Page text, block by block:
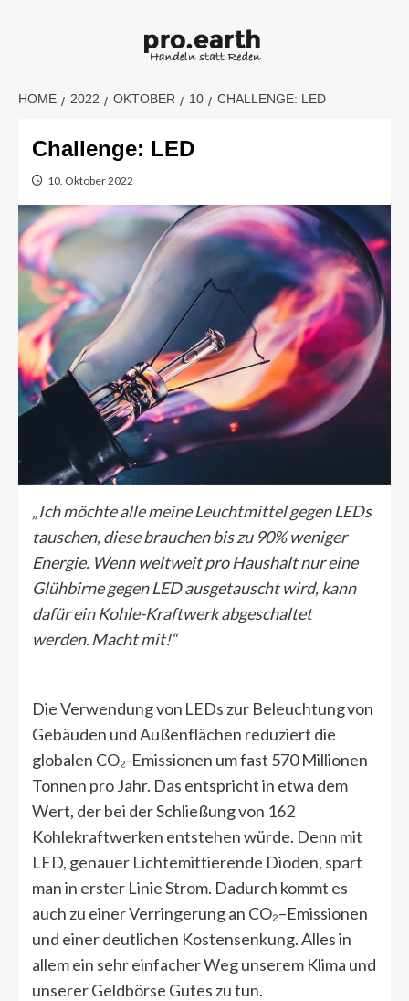
HOME 2022 OKTOBER 10 CHALLENGE: LED
Challenge: LED
10. Oktober 2022
„Ich möchte alle meine Leuchtmittel gegen LEDs
tauschen, diese brauchen bis zu 90% weniger
Energie. Wenn weltweit pro Haushalt nur eine
Glühbirne gegen LED ausgetauscht wird, kann
dafür ein Kohle-Kraftwerk abgeschaltet
werden. Macht mit!“
Die Verwendung von LEDs zur Beleuchtung von
Gebäuden und Außenflächen reduziert die
globalen CO₂-Emissionen um fast 570 Millionen
Tonnen pro Jahr. Das entspricht in etwa dem
Wert, der bei der Schließung von 162
Kohlekraftwerken entstehen würde. Denn mit
LED, genauer Lichtemittierende Dioden, spart
man in erster Linie Strom. Dadurch kommt es
auch zu einer Verringerung an CO₂–Emissionen
und einer deutlichen Kostensenkung. Alles in
allem ein sehr einfacher Weg unserem Klima und
unserer Geldbörse Gutes zu tun.